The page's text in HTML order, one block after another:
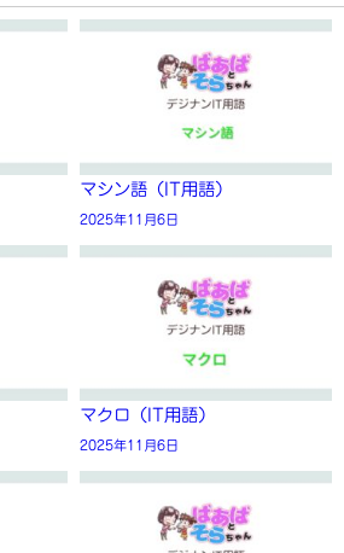
マシン語（IT用語）
2025年11月6日
マクロ（IT用語）
2025年11月6日